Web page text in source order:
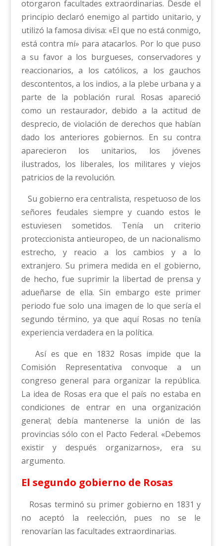
otorgaron facultades extraordinarias. Desde el
principio declaró enemigo al partido unitario, y
utilizó la famosa divisa: «El que no está conmigo,
está contra mí» para atacarlos. Por lo que puso
a su favor a los burgueses, conservadores y
reaccionarios, a los católicos, a los gauchos
descontentos, a los indios, a la plebe urbana y a
parte de la población rural. Rosas apareció
como un restaurador, debido a la actitud de
desprecio, de violación de derechos que habían
dado los anteriores gobiernos. En su contra
aparecieron los unitarios, los jóvenes
ilustrados, los liberales, los militares y viejos
patricios de la revolución.
Su gobierno era centralista, respetuoso de los
señores feudales siempre y cuando estos le
estuviesen sometidos. Tenía un criterio
proteccionista antieuropeo, de un nacionalismo
estrecho, y reacio a los cambios y a lo
extranjero. Su primera medida en el gobierno,
de hecho, fue suprimir la libertad de prensa y
adueñarse de ella. Sin embargo este primer
periodo fue solo una imagen de lo que sería el
segundo término, ya que aquí Rosas no tenía
experiencia verdadera en la política.
Así es que en 1832 Rosas impide que la
Comisión Representativa convoque a un
congreso general para organizar la república.
La idea de Rosas era que el país no estaba en
condiciones de entrar en una organización
general; debía mantenerse la unión de las
provincias sólo con el Pacto Federal. «Debemos
existir y después organizarnos», era su
argumento.
El segundo gobierno de Rosas
Rosas terminó su primer gobierno en 1831 y
no aceptó la reelección, pues no se le
renovarían las facultades extraordinarias.